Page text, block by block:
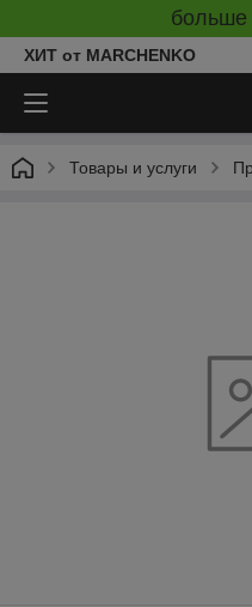
больше
ХИТ от MARCHENKO
Товары и услуги